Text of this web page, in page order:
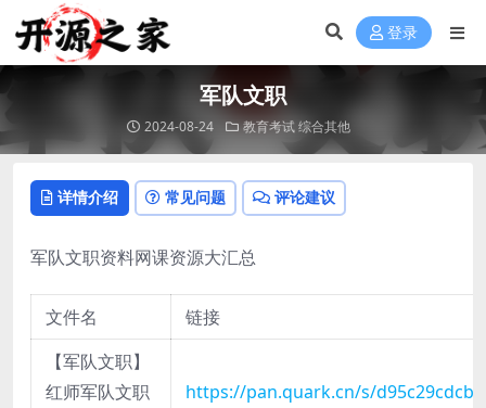
登录
军队文职
2024-08-24 教育考试综合其他
详情介绍 常见问题 评论建议
军队文职资料网课资源大汇总
文件名
链接
【军队文职】
红师军队文职
https://pan.quark.cn/s/